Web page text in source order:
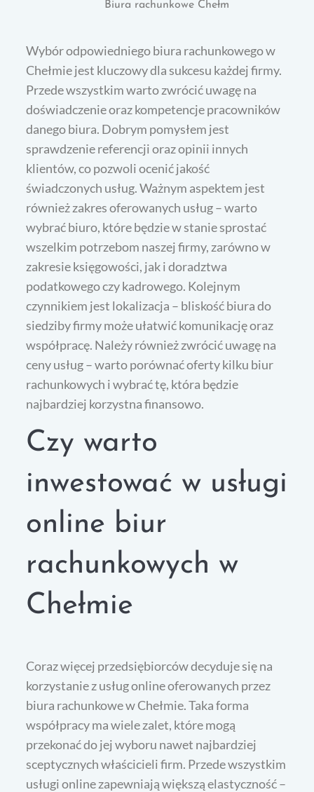
Biura rachunkowe Chełm
Wybór odpowiedniego biura rachunkowego w
Chełmie jest kluczowy dla sukcesu każdej firmy.
Przede wszystkim warto zwrócić uwagę na
doświadczenie oraz kompetencje pracowników
danego biura. Dobrym pomysłem jest
sprawdzenie referencji oraz opinii innych
klientów, co pozwoli ocenić jakość
świadczonych usług. Ważnym aspektem jest
również zakres oferowanych usług – warto
wybrać biuro, które będzie w stanie sprostać
wszelkim potrzebom naszej firmy, zarówno w
zakresie księgowości, jak i doradztwa
podatkowego czy kadrowego. Kolejnym
czynnikiem jest lokalizacja – bliskość biura do
siedziby firmy może ułatwić komunikację oraz
współpracę. Należy również zwrócić uwagę na
ceny usług – warto porównać oferty kilku biur
rachunkowych i wybrać tę, która będzie
najbardziej korzystna finansowo.
Czy warto
inwestować w usługi
online biur
rachunkowych w
Chełmie
Coraz więcej przedsiębiorców decyduje się na
korzystanie z usług online oferowanych przez
biura rachunkowe w Chełmie. Taka forma
współpracy ma wiele zalet, które mogą
przekonać do jej wyboru nawet najbardziej
sceptycznych właścicieli firm. Przede wszystkim
usługi online zapewniają większą elastyczność –